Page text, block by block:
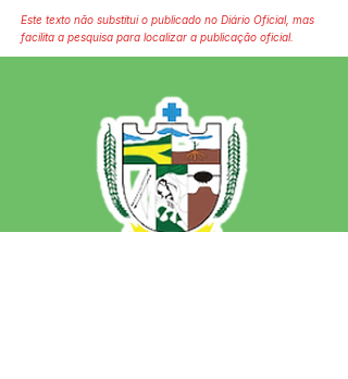
Este texto não substitui o publicado no Diário Oficial, mas
facilita a pesquisa para localizar a publicação oficial.